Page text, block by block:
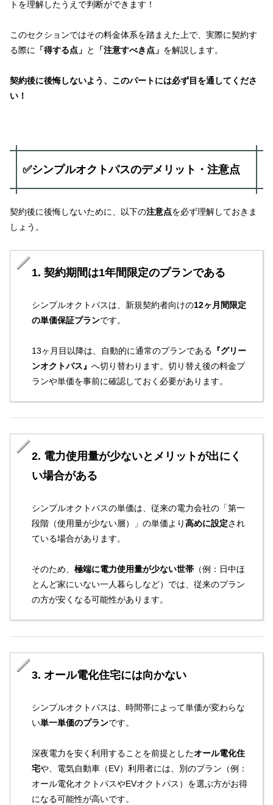
トを理解したうえで判断ができます！
このセクションではその料金体系を踏まえた上で、実際に契約す
る際に
「得する点」 と 「注意すべき点」 を解説します。
契約後に後悔しないよう、このパートには必ず目を通してくださ
い！
✅シンプルオクトパスのデメリット・注意点
契約後に後悔しないために、以下の注意点を必ず理解しておきま
しょう。
1. 契約期間は1年間限定のプランである
シンプルオクトパスは、新規契約者向けの12ヶ月間限定
の単価保証プランです。
13ヶ月目以降は、自動的に通常のプランである 『グリー
ンオクトパス』 へ切り替わります。切り替え後の料金プ
ランや単価を事前に確認しておく必要があります。
2. 電力使用量が少ないとメリットが出にく
い場合がある
シンプルオクトパスの単価は、従来の電力会社の「第一
段階（使用量が少ない層）」の単価より高めに設定され
ている場合があります。
そのため、 極端に電力使用量が少ない世帯 （例：日中ほ
とんど家にいない一人暮らしなど）では、従来のプラン
の方が安くなる可能性があります。
3. オール電化住宅には向かない
シンプルオクトパスは、時間帯によって単価が変わらな
い単一単価のプランです。
深夜電力を安く利用することを前提としたオール電化住
宅や、電気自動車（EV）利用者には、別のプラン（例：
オール電化オクトパスやEVオクトパス）を選ぶ方がお得
になる可能性が高いです。